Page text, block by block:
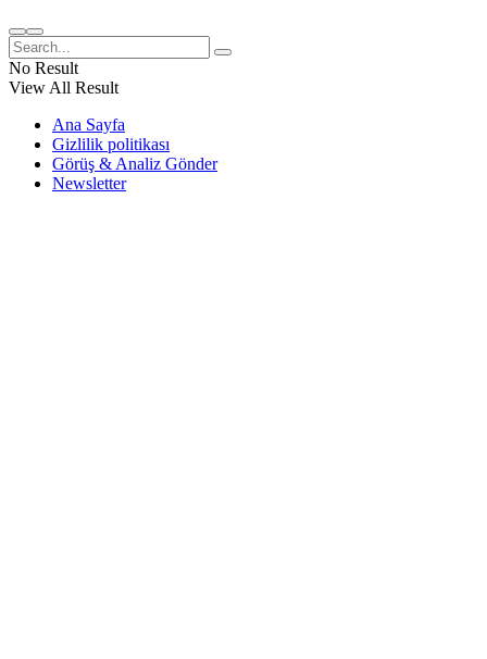
No Result
View All Result
Ana Sayfa
Gizlilik politikası
Görüş & Analiz Gönder
Newsletter